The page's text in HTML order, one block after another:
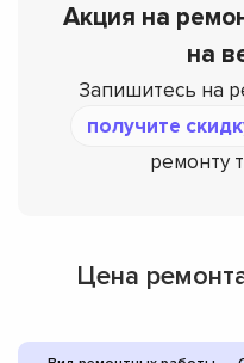
Акция на
на
Запишитесь на
получите
ремонту
Цена